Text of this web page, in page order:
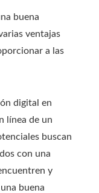
buena
ventajas
a las
digital en
línea de un
buscan
con una
y
buena